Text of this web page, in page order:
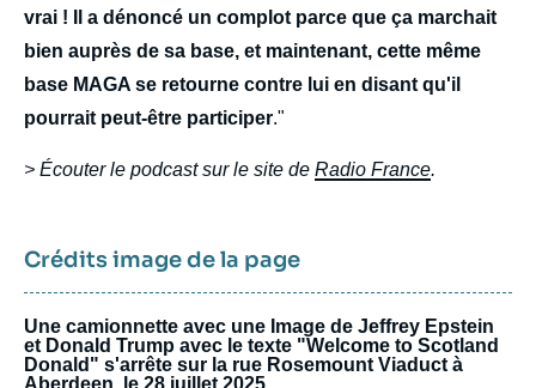
vrai ! Il a dénoncé un complot parce que ça marchait
bien auprès de sa base, et maintenant, cette même
base MAGA se retourne contre lui en disant qu'il
pourrait peut-être participer."
> Écouter le podcast sur le site de Radio France.
Crédits image de la page
Une camionnette avec une Image de Jeffrey Epstein
et Donald Trump avec le texte "Welcome to Scotland
Donald" s'arrête sur la rue Rosemount Viaduct à
Aberdeen, le 28 juillet 2025.